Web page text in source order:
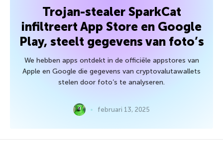
Trojan-stealer SparkCat
infiltreert App Store en Google
Play, steelt gegevens van foto’s
We hebben apps ontdekt in de officiële appstores van
Apple en Google die gegevens van cryptovalutawallets
stelen door foto’s te analyseren.
februari 13, 2025